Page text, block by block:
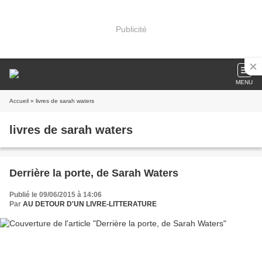
Publicité
MENU
Accueil » livres de sarah waters
livres de sarah waters
Derrière la porte, de Sarah Waters
Publié le 09/06/2015 à 14:06
Par AU DETOUR D'UN LIVRE-LITTERATURE